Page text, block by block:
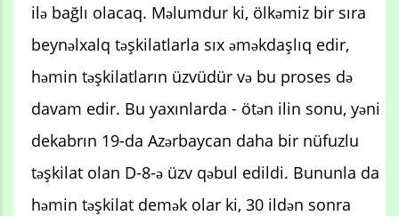
ilə bağlı olacaq. Məlumdur ki, ölkəmiz bir sıra
beynəlxalq təşkilatlarla sıx əməkdaşlıq edir,
həmin təşkilatların üzvüdür və bu proses də
davam edir. Bu yaxınlarda - ötən ilin sonu, yəni
dekabrın 19-da Azərbaycan daha bir nüfuzlu
təşkilat olan D-8-ə üzv qəbul edildi. Bununla da
həmin təşkilat demək olar ki, 30 ildən sonra